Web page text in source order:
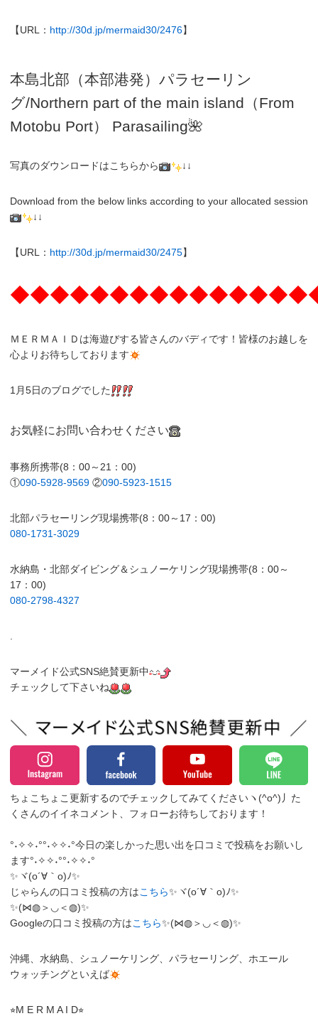
【URL： http://30d.jp/mermaid30/2476】
本島北部（本部港発）パラセーリン
グ/Northern part of the main island（From
Motobu Port）
Parasailing🌺
写真のダウンロードはこちらから ↓↓
Download from the below links according to your allocated session
↓↓
【URL： http://30d.jp/mermaid30/2475】
ＭＥＲＭＡＩＤは海遊びする皆さんのバディです！皆様のお越しを
心よりお待ちしております
1月5日のブログでした
お気軽にお問い合わせください
事務所携帯(8：00～21：00)
①090-5928-9569 ②090-5923-1515
北部パラセーリング現場携帯(8：00～17：00)
080-1731-3029
水納島・北部ダイビング＆シュノーケリング現場携帯(8：00～
17：00)
080-2798-4327
.
マーメイド公式SNS絶賛更新中
チェックして下さいね
ちょこちょこ更新するのでチェックしてみてくださいヽ(^o^)丿 た
くさんのイイネコメント、フォローお待ちしております！
°˖✧✧˖°°˖✧✧˖°今日の楽しかった思い出を口コミで投稿をお願いし
ます°˖✧✧˖°°˖✧✧˖°
✨ヾ(o´∀｀o)ﾉ✨
じゃらんの口コミ投稿の方はこちら✨ヾ(o´∀｀o)ﾉ✨
✨(⋈◍＞◡＜◍)✨
Googleの口コミ投稿の方はこちら✨(⋈◍＞◡＜◍)✨
沖縄、水納島、シュノーケリング、パラセーリング、ホエール
ウォッチングといえば
⭐︎M E R M A I D⭐︎